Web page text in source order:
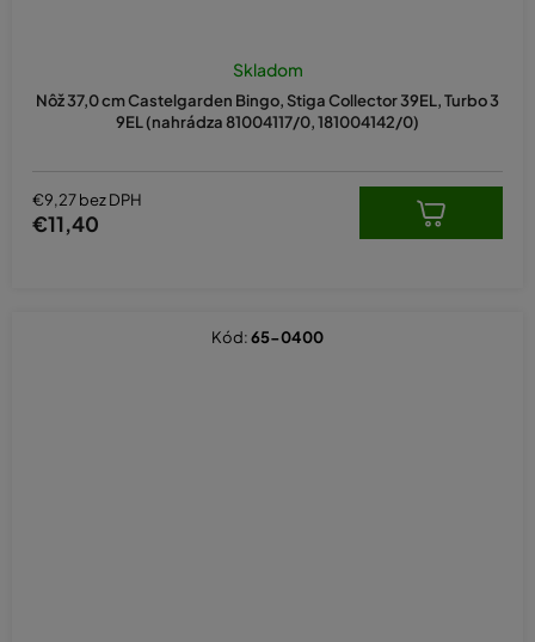
Nôž 37,0 cm Castelgarden Bingo, Stiga Collector 39EL, Turbo 3
9EL (nahrádza 81004117/0, 181004142/0)
hodnotenie
je
5,0
Skladom
€9,27 bez DPH
€11,40
Kód:65-0400